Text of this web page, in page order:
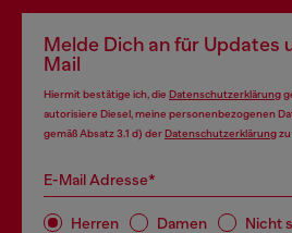
Melde Dich an für Updates
Mail
Hiermit bestätige ich, die Datenschutzerklärung
autorisiere Diesel, meine personenbezogenen
gemäß Absatz 3.1 d) derDatenschutzerklärung
E-Mail Adresse*
Herren Damen Nicht